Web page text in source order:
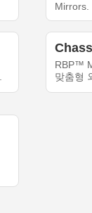
Mirrors.
RBP™
맞춤형